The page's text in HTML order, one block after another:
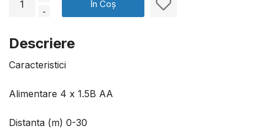
-
În Coș
Descriere
Caracteristici
Alimentare 4 х 1.5В АА
Distanta (m) 0-30